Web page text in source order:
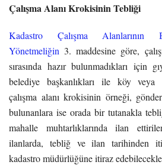
Çalışma Alanı Krokisinin Tebliği
Kadastro Çalışma Alanlarının
Yönetmeliğin 3. maddesine göre,
sırasında hazır bulunmadıkları için
belediye başkanlıkları ile köy veya
çalışma alanı krokisinin örneği,
bulunanlara ise orada bir tutanakla
mahalle muhtarlıklarında ilan
ilanlarda, tebliğ ve ilan tarihinden
kadastro müdürlüğüne itiraz